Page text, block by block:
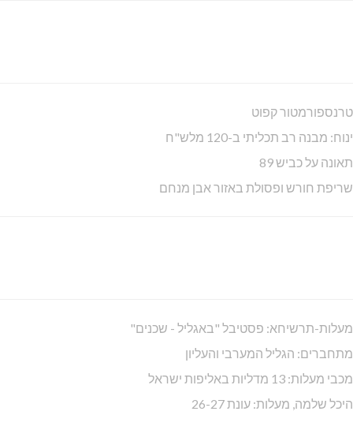
טרנספורמטור קפוט
ינוח: מבנה רב תכליתי ב-120 מלש"ח
תאונה על כביש 89
שריפת חורש ופסולת באזור אבן מנחם
מעלות-תרשיחא: פסטיבל "באגליל - שכנים"
מתחברים: הגליל המערבי והעליון
מכבי מעלות: 13 מדליות באליפות ישראל
היכל שלמה, מעלות: עונת 26-27